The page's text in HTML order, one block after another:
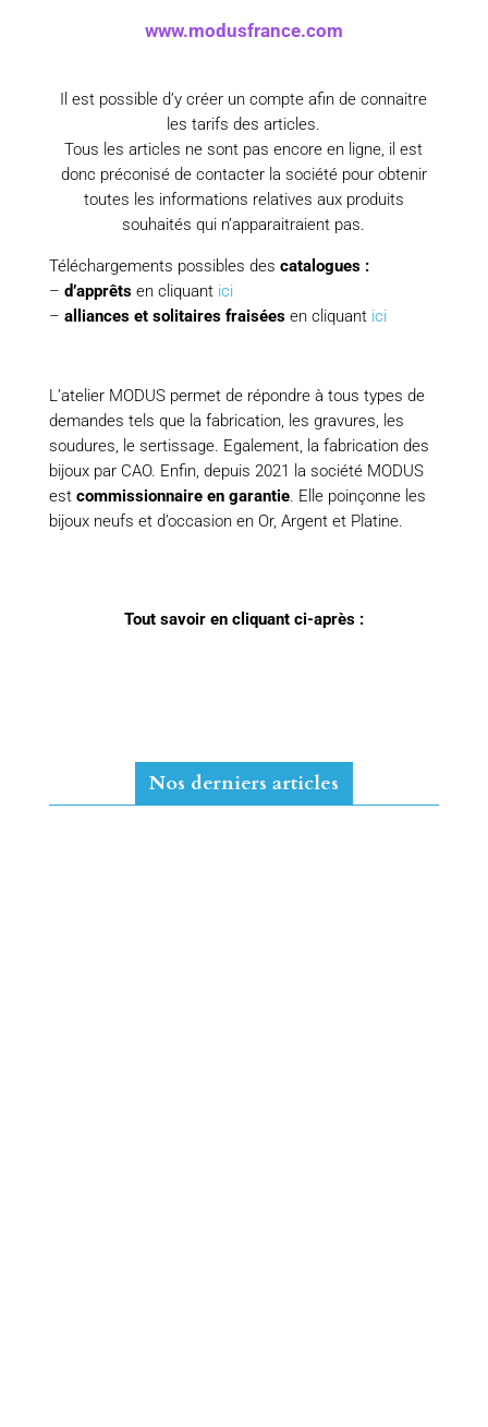
www.modusfrance.com
Il est possible d’y créer un compte afin de connaitre
les tarifs des articles.
Tous les articles ne sont pas encore en ligne, il est
donc préconisé de contacter la société pour obtenir
toutes les informations relatives aux produits
souhaités qui n’apparaitraient pas.
Téléchargements possibles des catalogues :
– d’apprêtsen cliquant ici
– alliances et solitaires fraiséesen cliquant ici
L’atelier MODUS permet de répondre à tous types de
demandes tels que la fabrication, les gravures, les
soudures, le sertissage. Egalement, la fabrication des
bijoux par CAO. Enfin, depuis 2021 la société MODUS
est commissionnaire en garantie. Elle poinçonne les
bijoux neufs et d’occasion en Or, Argent et Platine.
Tout savoir en cliquant ci-après :
Nos derniers articles